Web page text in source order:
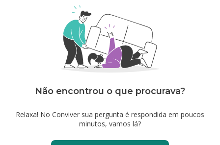
Não encontrou o que procurava?
Relaxa! No Conviver sua pergunta é respondida em poucos
minutos, vamos lá?